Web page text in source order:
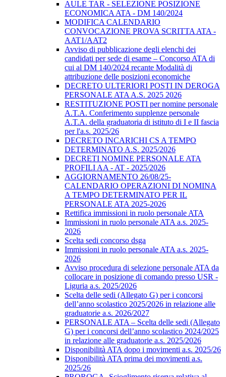
AULE TAR - SELEZIONE POSIZIONE
ECONOMICA ATA - DM 140/2024
MODIFICA CALENDARIO
CONVOCAZIONE PROVA SCRITTA ATA -
AAT1/AAT2
Avviso di pubblicazione degli elenchi dei
candidati per sede di esame – Concorso ATA di
cui al DM 140/2024 recante Modalità di
attribuzione delle posizioni economiche
DECRETO ULTERIORI POSTI IN DEROGA
PERSONALE ATA A.S. 2025 2026
RESTITUZIONE POSTI per nomine personale
A.T.A. Conferimento supplenze personale
A.T.A. della graduatoria di istituto di I e II fascia
per l'a.s. 2025/26
DECRETO INCARICHI CS A TEMPO
DETERMINATO A.S. 2025/2026
DECRETI NOMINE PERSONALE ATA
PROFILI AA - AT - 2025/2026
AGGIORNAMENTO 26/08/25-
CALENDARIO OPERAZIONI DI NOMINA
A TEMPO DETERMINATO PER IL
PERSONALE ATA 2025-2026
Rettifica immissioni in ruolo personale ATA
Immissioni in ruolo personale ATA a.s. 2025-
2026
Scelta sedi concorso dsga
Immissioni in ruolo personale ATA a.s. 2025-
2026
Avviso procedura di selezione personale ATA da
collocare in posizione di comando presso USR -
Liguria a.s. 2025/2026
Scelta delle sedi (Allegato G) per i concorsi
dell’anno scolastico 2025/2026 in relazione alle
graduatorie a.s. 2026/2027
PERSONALE ATA – Scelta delle sedi (Allegato
G) per i concorsi dell’anno scolastico 2024/2025
in relazione alle graduatorie a.s. 2025/2026
Disponibilità ATA dopo i movimenti a.s. 2025/26
Disponibilità ATA prima dei movimenti a.s.
2025/26